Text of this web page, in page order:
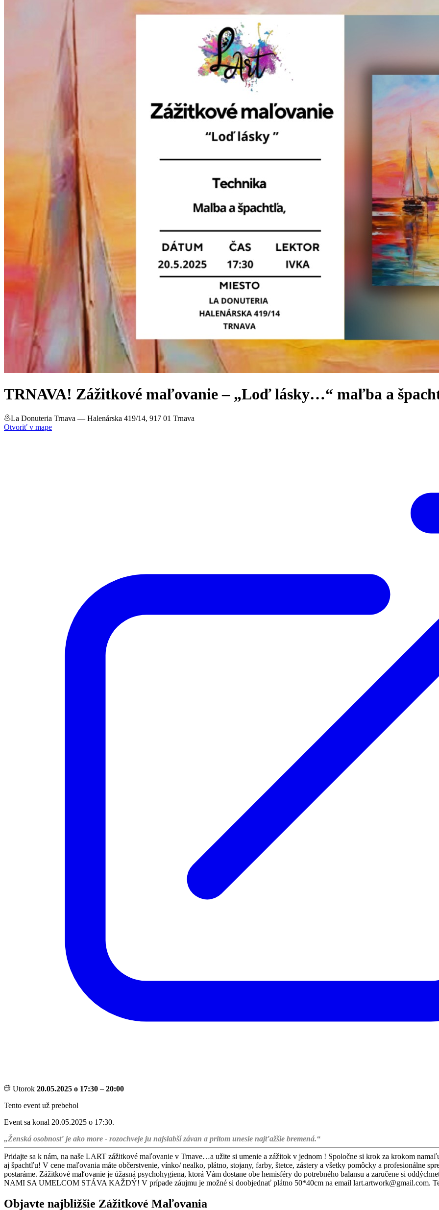
TRNAVA! Zážitkové maľovanie – „Loď lásky…“ maľba a
La Donuteria Trnava — Halenárska 419/14, 917 01 Trnava
Otvoriť v mape
Utorok 20.05.2025 o 17:30 – 20:00
Tento event už prebehol
Event sa konal 20.05.2025 o 17:30.
„Ženská osobnosť je ako more - rozochveje ju najslabší závan a pritom unesie najťažšie bremená.“
Pridajte sa k nám, na naše LART zážitkové maľovanie v Trnave…a užite si umenie a zážitok v jednom ! Spoločne si krok za krokom
aj špachtľu! V cene maľovania máte občerstvenie, vínko/ nealko, plátno, stojany, farby, štetce, zástery a všetky pomôcky a profesionálne
postaráme. Zážitkové maľovanie je úžasná psychohygiena, ktorá Vám dostane obe hemisféry do potrebného balansu a zaručene si
NAMI SA UMELCOM STÁVA KAŽDÝ! V prípade záujmu je možné si doobjednať plátno 50*40cm na email lart.artwork@gmail.com.
Objavte najbližšie Zážitkové Maľovania